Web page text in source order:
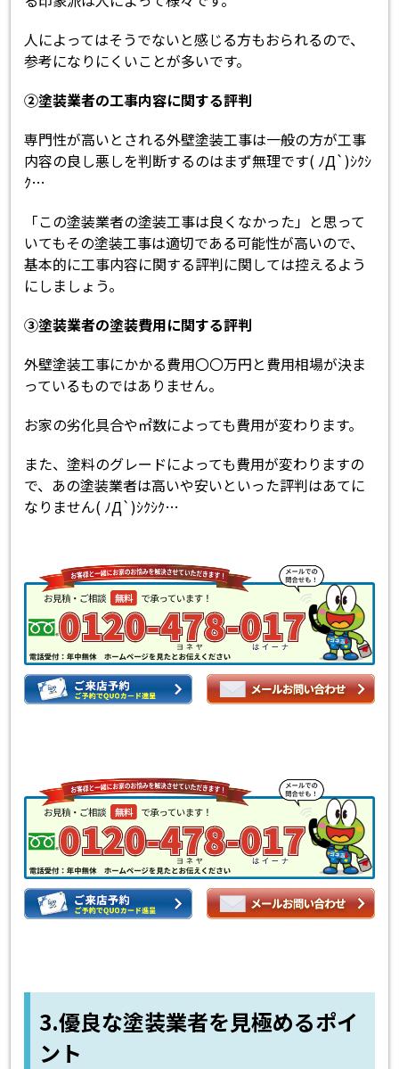
人によってはそうでないと感じる方もおられるので、
参考になりにくいことが多いです。
②塗装業者の工事内容に関する評判
専門性が高いとされる外壁塗装工事は一般の方が工事
内容の良し悪しを判断するのはまず無理です( ﾉД`)ｼｸｼ
ｸ…
「この塗装業者の塗装工事は良くなかった」と思って
いてもその塗装工事は適切である可能性が高いので、
基本的に工事内容に関する評判に関しては控えるよう
にしましょう。
③塗装業者の塗装費用に関する評判
外壁塗装工事にかかる費用〇〇万円と費用相場が決ま
っているものではありません。
お家の劣化具合や㎡数によっても費用が変わります。
また、塗料のグレードによっても費用が変わりますの
で、あの塗装業者は高いや安いといった評判はあてに
なりません( ﾉД`)ｼｸｼｸ…
3.優良な塗装業者を見極めるポイ
ント